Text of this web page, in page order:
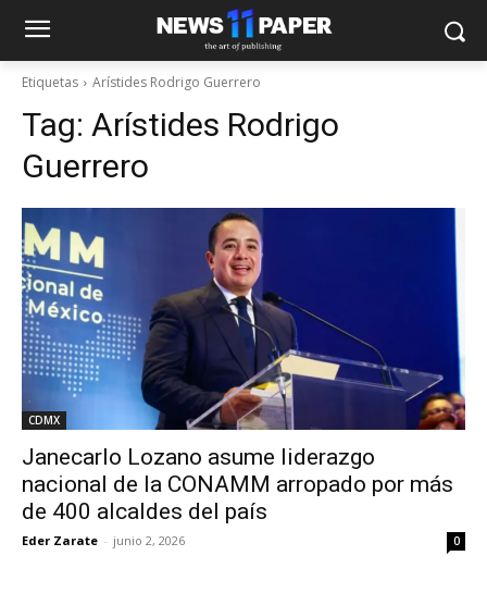
Etiquetas Arístides Rodrigo Guerrero
Tag: Arístides Rodrigo
Guerrero
CDMX
Janecarlo Lozano asume liderazgo
nacional de la CONAMM arropado por más
de 400 alcaldes del país
Eder Zarate - junio 2, 2026 0